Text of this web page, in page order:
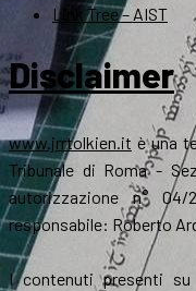
Link Tree – AIST
Disclaimer
www.jrrtolkien.it è una
Tribunale di Roma -
autorizzazione n°
responsabile: Roberto
I contenuti presenti